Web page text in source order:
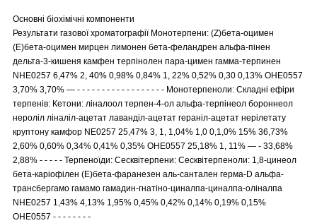
Основні біохімічні компоненти
Результати газової хроматографії Монотерпени: (Z)бета-оцимен
(Е)бета-оцимен мирцен лимонен бета-феландрен альфа-пінен
дельта-3-кишеня камфен терпінолен пара-цимен гамма-терпинен
NHE0257 6,47% 2, 40% 0,98% 0,84% 1, 22% 0,52% 0,30 0,13% OHE0557
3,70% 3,70% — - - - - - - - - - - - - - - - - - - Монотерпеноли: Складні ефіри
терпенів: Кетони: ліналоол терпен-4-ол альфа-терпінеол бороннеол
нероліл ліналіл-ацетат лаванділ-ацетат гераніл-ацетат нерілетату
круптону камфор NE0257 25,47% 3, 1, 1,04% 1,0 0,1,0% 15% 36,73%
2,60% 0,60% 0,34% 0,41% 0,35% OHE0557 25,18% 1, 11% — - 33,68%
2,88% - - - - - Терпеноїди: Сесквітерпени: Сесквітерпеноли: 1,8-цинеол
бета-каріофілен (Е)бета-фаранезен аль-сантален герма-D альфа-
трансбергамо гамамо гамадин-гнатіно-циналпа-циналпа-оліналпа
NHE0257 1,43% 4,13% 1,95% 0,45% 0,42% 0,14% 0,19% 0,15%
OHE0557 - - - - - - - -